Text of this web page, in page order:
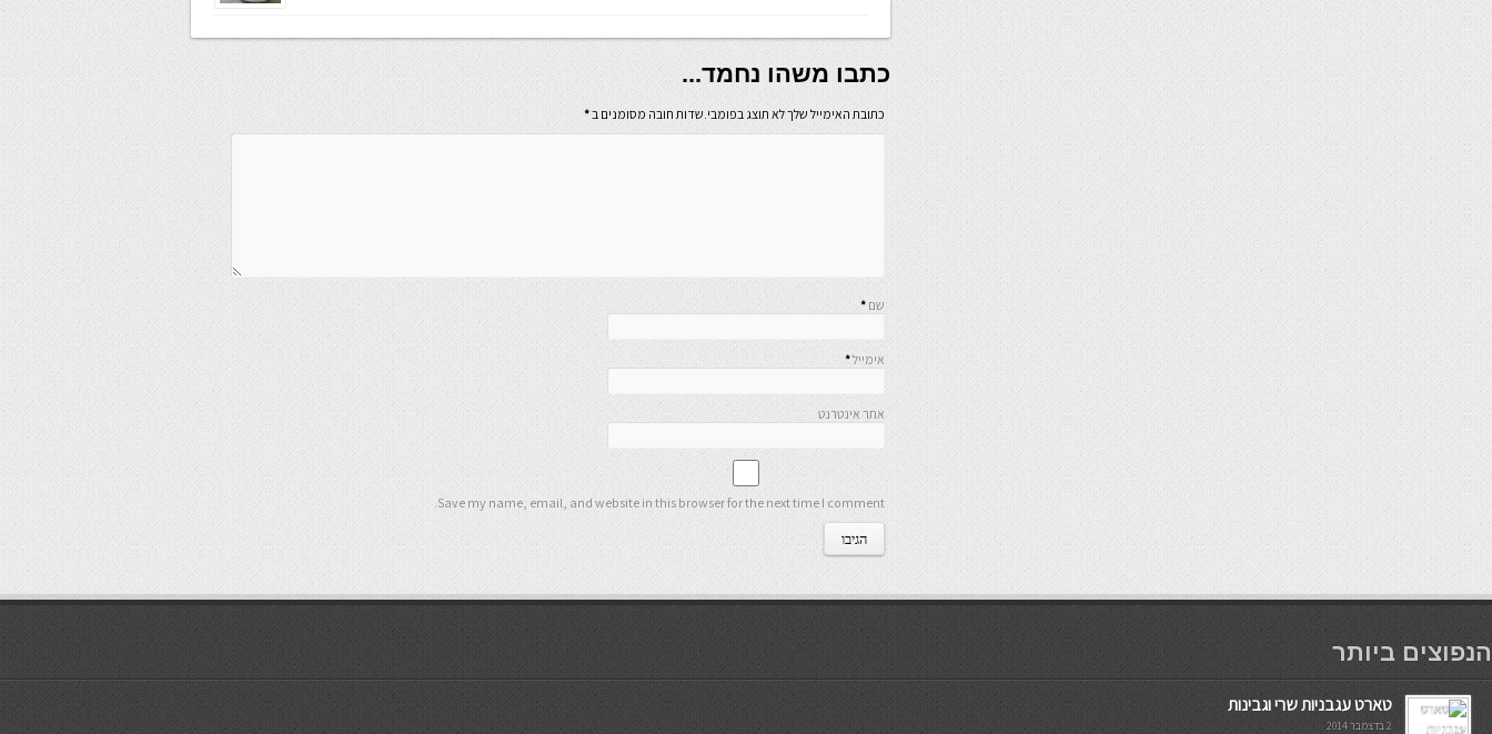
כתבו משהו נחמד...
כתובת האימייל שלך לא תוצג בפומבי.שדות חובה מסומנים ב*
שם *
אימייל*
אתר אינטרנט
Save my name, email, and website in this browser for the next time I comment.
мостбет кг
הנפוצים ביותר
טארט עגבניות שרי וגבינות
2 בדצמבר 2014